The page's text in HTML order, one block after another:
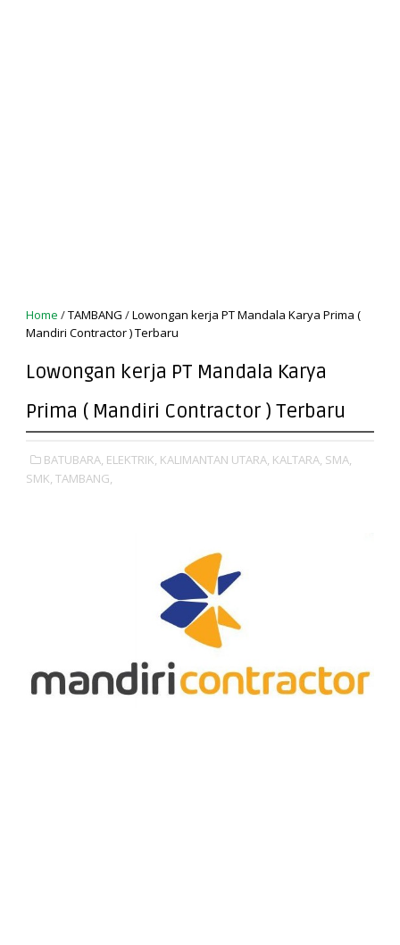
Home /TAMBANG /Lowongan kerja PT Mandala Karya Prima (
Mandiri Contractor ) Terbaru
Lowongan kerja PT Mandala Karya
Prima ( Mandiri Contractor ) Terbaru
BATUBARA, ELEKTRIK, KALIMANTAN UTARA, KALTARA, SMA,
SMK, TAMBANG,